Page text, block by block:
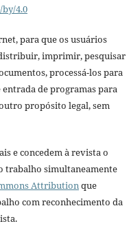
4.0
para que os usuários
imprimir, pesquisar
processá-los para
de programas para
propósito legal, sem
e concedem à revista o
trabalho simultaneamente
Attributionque
com reconhecimento da